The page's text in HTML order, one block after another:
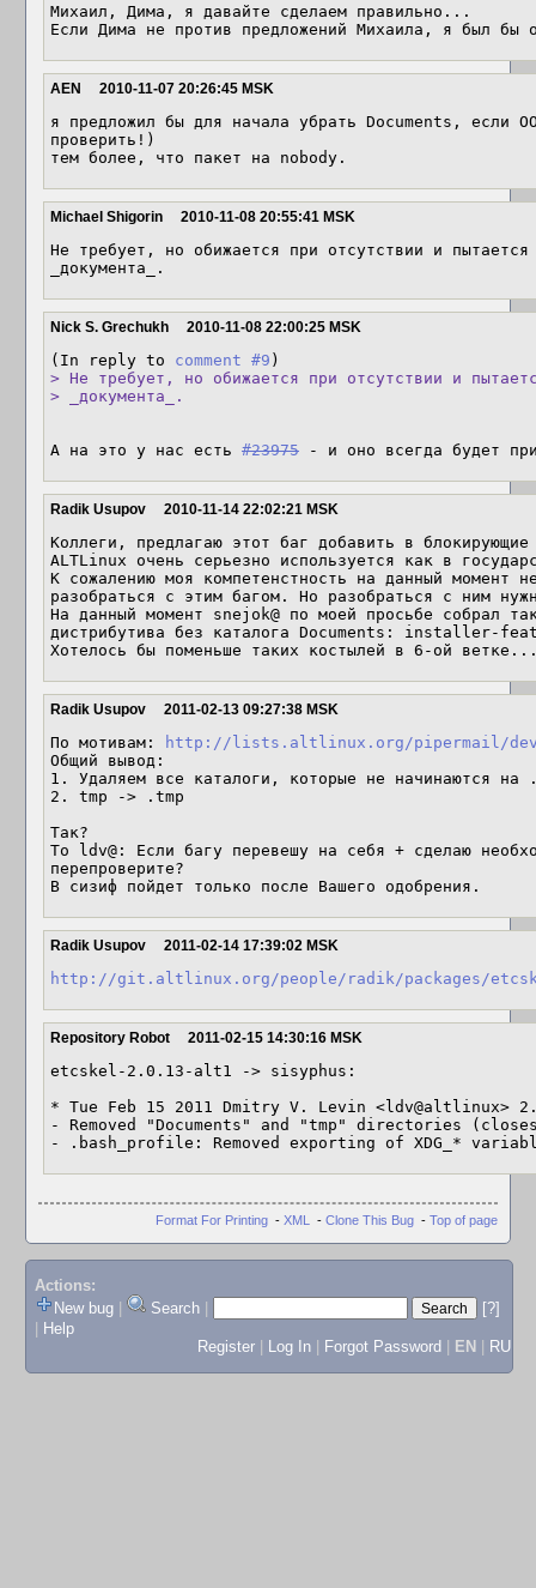
Михаил, Дима, я давайте сделаем правильно...
Если Дима не против предложений Михаила, я был бы
AEN 2010-11-07 20:26:45 MSK
я предложил бы для начала убрать Documents, если
проверить!)
тем более, что пакет на nobody.
Michael Shigorin 2010-11-08 20:55:41 MSK
Не требует, но обижается при отсутствии и пытается
_документа_.
Nick S. Grechukh 2010-11-08 22:00:25 MSK
(In reply to comment #9
> Не требует, но обижается при отсутствии и
> _документа_.
А на это у нас есть #23975 - и оно всегда будет
Radik Usupov 2010-11-14 22:02:21 MSK
Коллеги, предлагаю этот баг добавить в
ALTLinux очень серьезно используется как в
К сожалению моя компетенстность на данный момент
разобраться с этим багом. Но разобраться с ним
На данный момент snejok@ по моей просьбе собрал
дистрибутива без каталога Documents: installer-
Хотелось бы поменьше таких костылей в 6-ой
Radik Usupov 2011-02-13 09:27:38 MSK
По мотивам:
http://lists.altlinux.org/pipermail/
Общий вывод:
1. Удаляем все каталоги, которые не начинаются
2. tmp -> .tmp
Так?
To ldv@: Если багу перевешу на себя + сделаю
перепроверите?
В сизиф пойдет только после Вашего одобрения.
Radik Usupov 2011-02-14 17:39:02 MSK
http://git.altlinux.org/people/radik/packages/
Repository Robot 2011-02-15 14:30:16 MSK
etcskel-2.0.13-alt1 -> sisyphus:
* Tue Feb 15 2011 Dmitry V. Levin <ldv@altlinux>
- Removed "Documents" and "tmp" directories
- .bash_profile: Removed exporting of XDG_*
Format For Printing - XML - Clone This Bug - Top of page
Actions:
New bug
Search
[?]
Help
Register
Log In Forgot Password EN RU